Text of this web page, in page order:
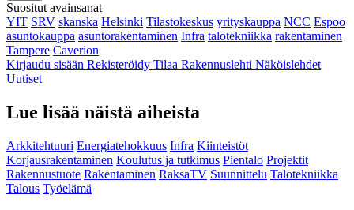
Suositut avainsanat
YIT SRV skanska Helsinki Tilastokeskus yrityskauppa NCC Espoo
asuntokauppa asuntorakentaminen Infra talotekniikka rakentaminen
Tampere Caverion
Kirjaudu sisään Rekisteröidy Tilaa Rakennuslehti Näköislehdet
Uutiset
Lue lisää näistä aiheista
Arkkitehtuuri Energiatehokkuus Infra Kiinteistöt
Korjausrakentaminen Koulutus ja tutkimus Pientalo Projektit
Rakennustuote Rakentaminen RaksaTV Suunnittelu Talotekniikka
Talous Työelämä